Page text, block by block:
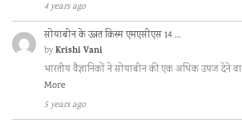
4 years ago
सोयाबीन के उन्नत किस्म एमएसीएस 14 …
byKrishi Vani
भारतीय वैज्ञानिकों ने सोयाबीन की एक अधिक उपज देने
More
5 years ago